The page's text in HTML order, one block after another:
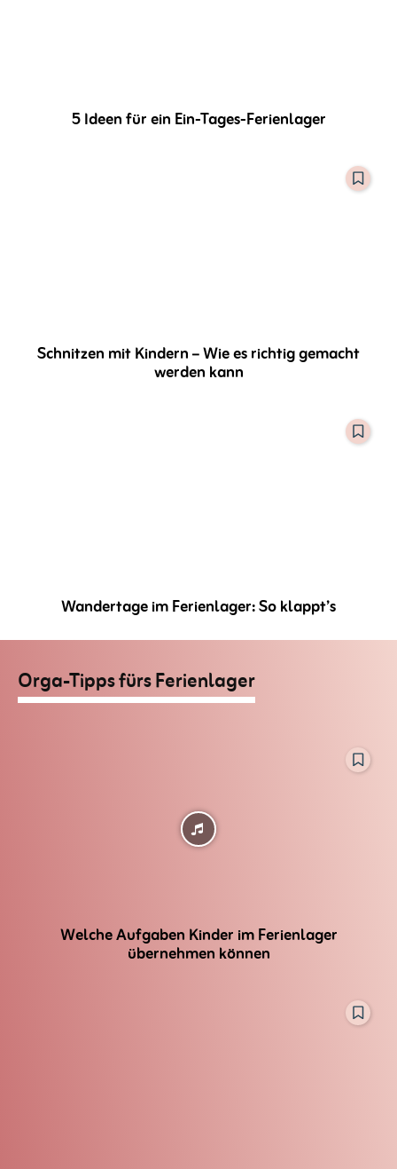
5 Ideen für ein Ein-Tages-Ferienlager
Schnitzen mit Kindern – Wie es richtig gemacht
werden kann
Wandertage im Ferienlager: So klappt’s
Orga-Tipps fürs Ferienlager
Welche Aufgaben Kinder im Ferienlager
übernehmen können